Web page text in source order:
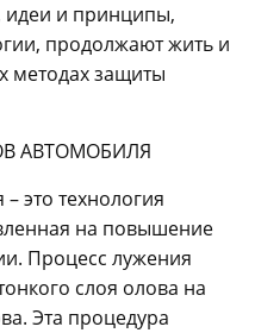
идеи и принципы,
продолжают жить и
методах защиты
АВТОМОБИЛЯ
это технология
на повышение
Процесс лужения
слоя олова на
Эта процедура